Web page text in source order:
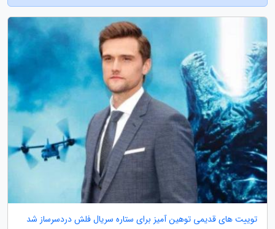
توییت های قدیمی توهین آمیز برای ستاره سریال فلش دردسرساز شد